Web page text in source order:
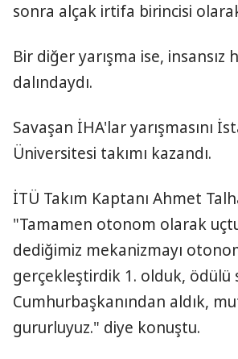
sonra alçak irtifa birincisi
Bir diğer yarışma ise, insansız
dalındaydı.
Savaşan İHA'lar yarışmasını
Üniversitesi takımı kazandı.
İTÜ Takım Kaptanı Ahmet
"Tamamen otonom olarak
dediğimiz mekanizmayı
gerçekleştirdik 1. olduk, ödülü
Cumhurbaşkanından aldık,
gururluyuz." diye konuştu.